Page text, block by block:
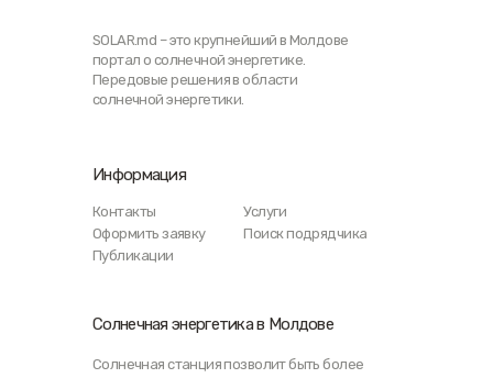
SOLAR.md – это крупнейший в Молдове
портал о солнечной энергетике.
Передовые решения в области
солнечной энергетики.
Информация
Контакты
Услуги
Оформить заявку
Поиск подрядчика
Публикации
Солнечная энергетика в Молдове
Солнечная станция позволит быть более